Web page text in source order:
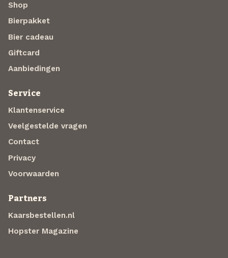
Shop
Bierpakket
Bier cadeau
Giftcard
Aanbiedingen
Service
Klantenservice
Veelgestelde vragen
Contact
Privacy
Voorwaarden
Partners
Kaarsbestellen.nl
Hopster Magazine